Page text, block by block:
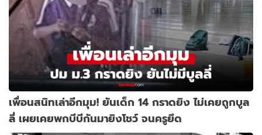
เพื่อนสนิทเล่าอีกมุม! ยันเด็ก 14 กราดยิง ไม่เคยถูกบูล
ลี่ เผยเคยพกบีบีกันมายิงโชว์ จนครูยึด